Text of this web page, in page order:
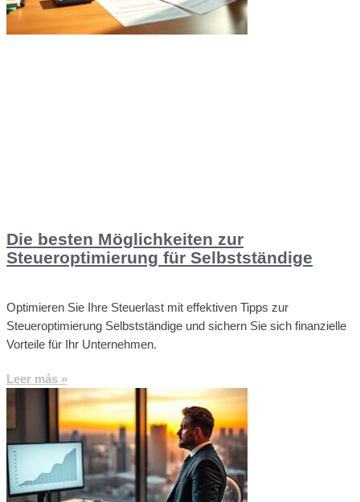
Die besten Möglichkeiten zur
Steueroptimierung für Selbstständige
Optimieren Sie Ihre Steuerlast mit effektiven Tipps zur
Steueroptimierung Selbstständige und sichern Sie sich finanzielle
Vorteile für Ihr Unternehmen.
Leer más »